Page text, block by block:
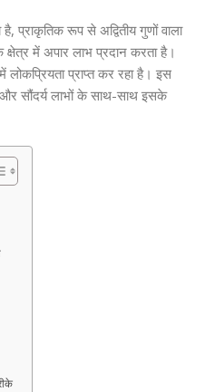
प्राकृतिक रूप से अद्वितीय गुणों वाला
में अपार लाभ प्रदान करता है।
प्राप्त कर रहा है। इस
सौंदर्य लाभों के साथ-साथ इसके